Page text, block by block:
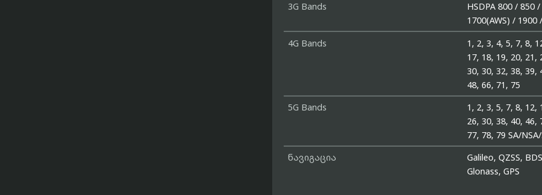
3G Bands
HSDPA 800 / 850
1700(AWS) / 1900
4G Bands
1, 2, 3, 4, 5, 7, 8,
17, 18, 19, 20, 21,
30, 30, 32, 38, 39,
48, 66, 71, 75
5G Bands
1, 2, 3, 5, 7, 8, 12,
26, 30, 38, 40, 46,
77, 78, 79 SA/
ნავიგაცია
Galileo, QZSS,
Glonass, GPS